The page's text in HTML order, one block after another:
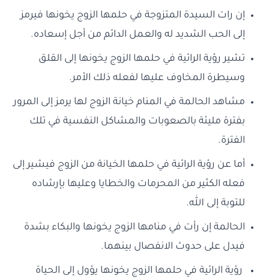
إن رات السيدة المتزوجة في حلمها الزوج يخونها فيرمز
إلى الحب الشديد له والعمل الدائم من أجل إسعاده.
تشير رؤية الرائية في حلمها الزوج يخونها إلى القلق
وسيطرة المخاوف عليها لفعله ذلك الأمر.
مشاهد الحالمة في المنام خيانة الزوج لها يرمز إلى المرور
بفترة مليئة بالصعوبات والمشاكل النفسية في تلك
الفترة.
أما عن رؤية الرائية في حلمها الخيانة من الزوج فيشير إلى
فعله الكثير من المحرمات والخطايا وعليها بإرشاده
للتوبة إلى الله.
الحالمة إن رأت في منامها الزوج يخونها والبكاء بشدة
فيدل على حدوث الانفصال بينهما.
رؤية الرائية في حلمها الزوج يخونها يؤول إلى الحياة